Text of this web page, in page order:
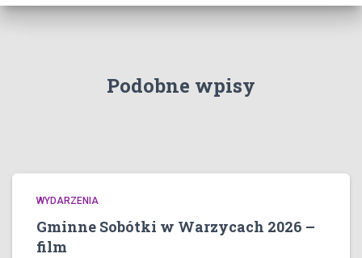
Podobne wpisy
WYDARZENIA
Gminne Sobótki w Warzycach 2026 –
film